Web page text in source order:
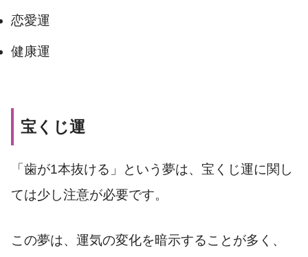
恋愛運
健康運
宝くじ運
「歯が1本抜ける」という夢は、宝くじ運に関し
ては少し注意が必要です。
この夢は、運気の変化を暗示することが多く、